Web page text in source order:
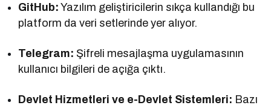
GitHub: Yazılım geliştiricilerin sıkça kullandığı bu
platform da veri setlerinde yer alıyor.
Telegram: Şifreli mesajlaşma uygulamasının
kullanıcı bilgileri de açığa çıktı.
Devlet Hizmetleri ve e-Devlet Sistemleri: Bazı